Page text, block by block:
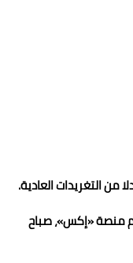
التغريدات العادية.
عن عدم القدرة على استخدام منصة «إكس»، صباح